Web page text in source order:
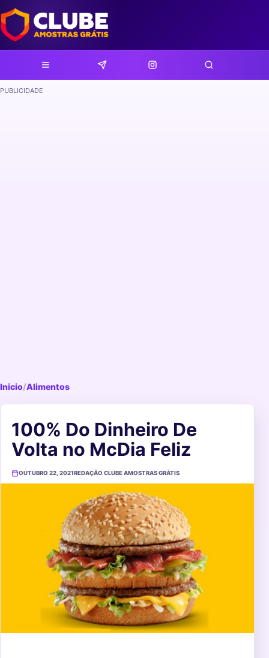
PUBLICIDADE
Inicio/Alimentos
100% Do Dinheiro De
Volta no McDia Feliz
OUTUBRO 22, 2021REDAÇÃO CLUBE AMOSTRAS GRÁTIS